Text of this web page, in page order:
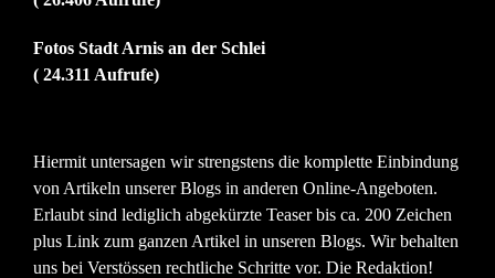
Fotos Stadt Arnis an der Schlei
( 24.311 Aufrufe)
Hiermit untersagen wir strengstens die komplette Einbindung
von Artikeln unserer Blogs in anderen Online-Angeboten.
Erlaubt sind lediglich abgekürzte Teaser bis ca. 200 Zeichen
plus Link zum ganzen Artikel in unseren Blogs. Wir behalten
uns bei Verstössen rechtliche Schritte vor. Die Redaktion!